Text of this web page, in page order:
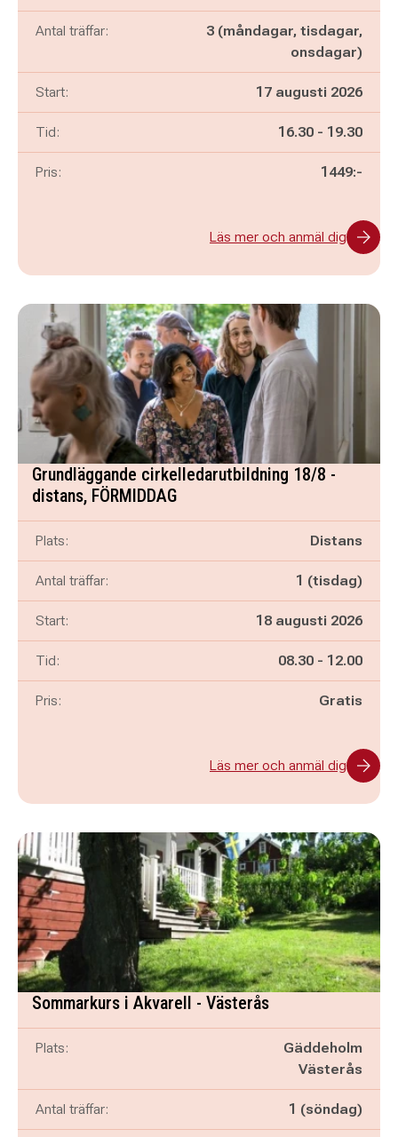
Antal träffar:
3 (måndagar, tisdagar,
onsdagar)
Start: 17 augusti 2026
Tid: Pågår mellan
16.30 - och
19.30
Pris: 1449:-
Läs mer och anmäl dig
Grundläggande cirkelledarutbildning 18/8 -
distans, FÖRMIDDAG
Plats: Distans
Antal träffar: 1 (tisdag)
Start: 18 augusti 2026
Tid: Pågår mellan
08.30 - och
12.00
Pris: Gratis
Läs mer och anmäl dig
Sommarkurs i Akvarell - Västerås
Plats:
Gäddeholm
Västerås
Antal träffar: 1 (söndag)